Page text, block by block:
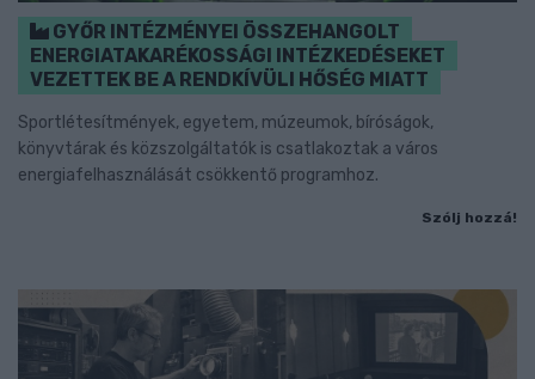
GYŐR INTÉZMÉNYEI ÖSSZEHANGOLT
ENERGIATAKARÉKOSSÁGI INTÉZKEDÉSEKET
VEZETTEK BE A RENDKÍVÜLI HŐSÉG MIATT
Sportlétesítmények, egyetem, múzeumok, bíróságok,
könyvtárak és közszolgáltatók is csatlakoztak a város
energiafelhasználását csökkentő programhoz.
Szólj hozzá!